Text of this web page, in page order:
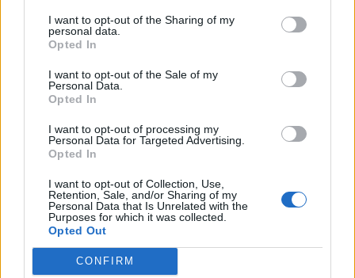
I want to opt-out of the Sharing of my
personal data.
Opted In
I want to opt-out of the Sale of my
Personal Data.
Opted In
I want to opt-out of processing my
Personal Data for Targeted Advertising.
Opted In
I want to opt-out of Collection, Use,
Retention, Sale, and/or Sharing of my
Personal Data that Is Unrelated with the
Purposes for which it was collected.
Opted Out
CONFIRM
CAPTCHA
human.
maig 9, 2026
Campredó acull la quarta prova dels
Argilers diumenge 10 de maig amb dos
maig 9, 2026